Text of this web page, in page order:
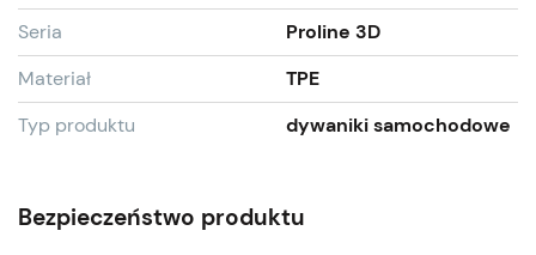
Seria
Proline 3D
Materiał
TPE
Typ produktu
dywaniki samochodowe
Bezpieczeństwo produktu